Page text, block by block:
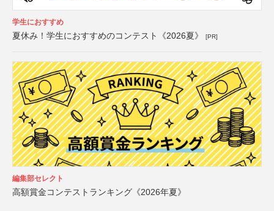
学生におすすめ
夏休み！学生におすすめのコンテスト《2026夏》 [PR]
編集部セレクト
高額賞金コンテストランキング《2026年夏》